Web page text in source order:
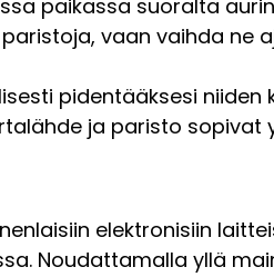
paikassa suoralta
vaan vaihda ne
pidentääksesi niiden
ja paristo
elektronisiin
Noudattamalla yllä